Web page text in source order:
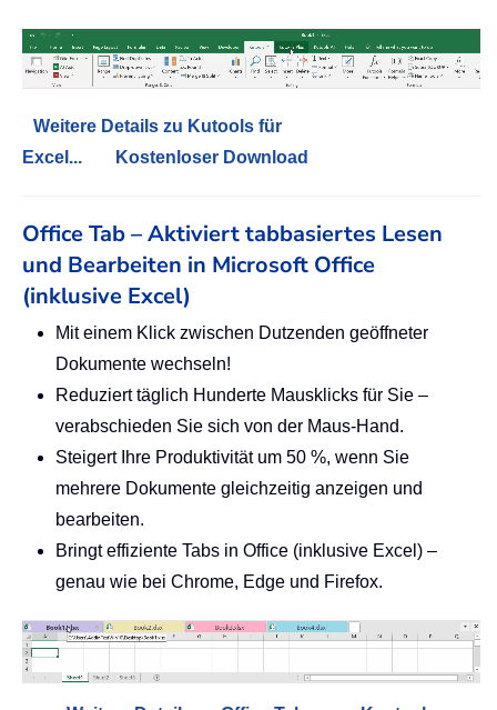
Weitere Details zu Kutools für
Excel...
Kostenloser Download
Office Tab – Aktiviert tabbasiertes Lesen
und Bearbeiten in Microsoft Office
(inklusive Excel)
Mit einem Klick zwischen Dutzenden geöffneter
Dokumente wechseln!
Reduziert täglich Hunderte Mausklicks für Sie –
verabschieden Sie sich von der Maus-Hand.
Steigert Ihre Produktivität um 50 %, wenn Sie
mehrere Dokumente gleichzeitig anzeigen und
bearbeiten.
Bringt effiziente Tabs in Office (inklusive Excel) –
genau wie bei Chrome, Edge und Firefox.